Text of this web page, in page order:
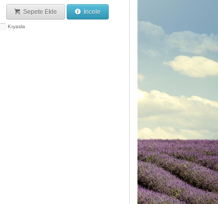
Sepete Ekle İncele
Kıyasla